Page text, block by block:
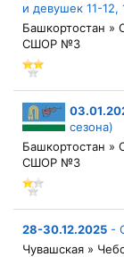
и девушек 11-12,
Башкортостан »
СШОР №3
сезона)
Башкортостан »
СШОР №3
28-30.12.2025 -
Чувашская »